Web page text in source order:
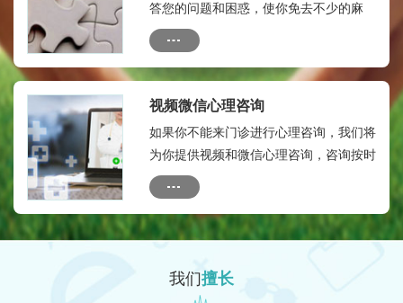
答您的问题和困惑，使你免去不少的麻
烦。为保证您的瘾私，本微信群只有您及
您的联系人与心理专家，专家助理等人，
没有外人。全年顾问费：580元。
视频微信心理咨询
如果你不能来门诊进行心理咨询，我们将
为你提供视频和微信心理咨询，咨询按时
间收费：收费标准如下：10分钟内：50
元---20分钟内：150元
我们擅长